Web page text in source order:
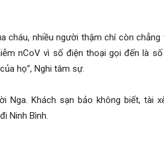
cháu, nhiều người thậm chí còn chẳng
nCoV vì số điện thoại gọi đến là số
họ”, Nghi tâm sự.
Nga. Khách sạn bảo không biết, tài
Ninh Bình.